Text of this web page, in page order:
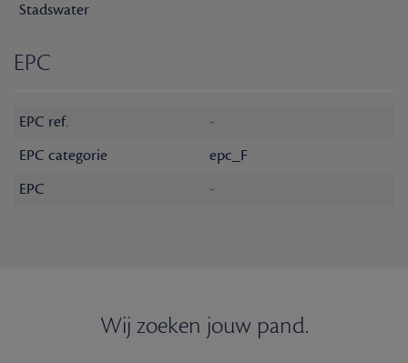
Stadswater
EPC
EPC ref.
-
EPC categorie
epc_F
EPC
-
Wij zoeken jouw pand.